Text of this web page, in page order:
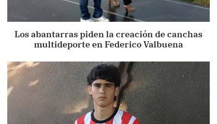
Los abantarras piden la creación de canchas
multideporte en Federico Valbuena